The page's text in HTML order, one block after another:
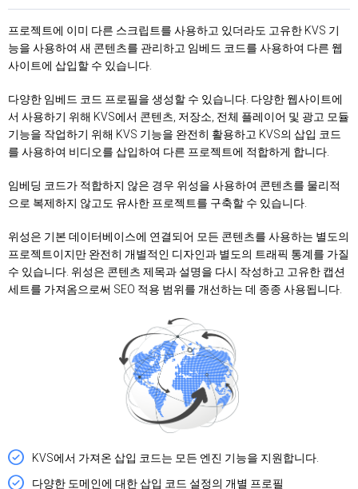
프로젝트에 이미 다른 스크립트를 사용하고 있더라도 고유한 KVS 기
능을 사용하여 새 콘텐츠를 관리하고 임베드 코드를 사용하여 다른 웹
사이트에 삽입할 수 있습니다.
다양한 임베드 코드 프로필을 생성할 수 있습니다. 다양한 웹사이트에
서 사용하기 위해 KVS에서 콘텐츠, 저장소, 전체 플레이어 및 광고 모듈
기능을 작업하기 위해 KVS 기능을 완전히 활용하고 KVS의 삽입 코드
를 사용하여 비디오를 삽입하여 다른 프로젝트에 적합하게 합니다.
임베딩 코드가 적합하지 않은 경우 위성을 사용하여 콘텐츠를 물리적
으로 복제하지 않고도 유사한 프로젝트를 구축할 수 있습니다.
위성은 기본 데이터베이스에 연결되어 모든 콘텐츠를 사용하는 별도의
프로젝트이지만 완전히 개별적인 디자인과 별도의 트래픽 통계를 가질
수 있습니다. 위성은 콘텐츠 제목과 설명을 다시 작성하고 고유한 캡션
세트를 가져옴으로써 SEO 적용 범위를 개선하는 데 종종 사용됩니다.
KVS에서 가져온 삽입 코드는 모든 엔진 기능을 지원합니다.
다양한 도메인에 대한 삽입 코드 설정의 개별 프로필